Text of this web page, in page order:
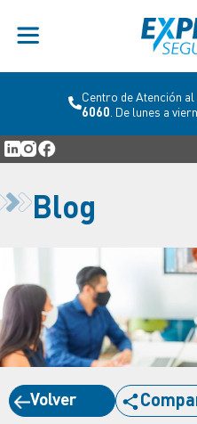
Centro de Atención
6060 . De lunes a
Blog
Volver